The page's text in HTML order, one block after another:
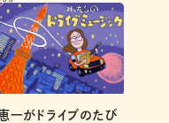
一がドライブのたび